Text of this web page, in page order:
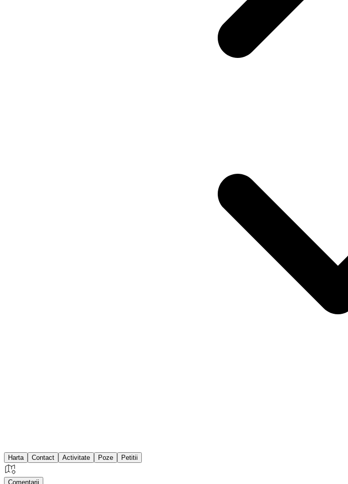
Harta Contact Activitate Poze Petitii
Comentarii